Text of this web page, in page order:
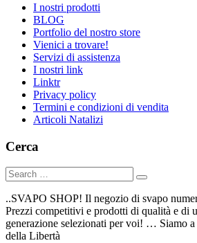
I nostri prodotti
BLOG
Portfolio del nostro store
Vienici a trovare!
Servizi di assistenza
I nostri link
Linktr
Privacy policy
Termini e condizioni di vendita
Articoli Natalizi
Cerca
..SVAPO SHOP! Il negozio di svapo
Prezzi competitivi e prodotti di qualità e di
generazione selezionati per voi! … Siamo
della Libertà